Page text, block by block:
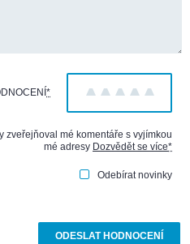
* 5
4
3
2
1
zveřejňoval mé komentáře s vyjímkou
mé adresy Dozvědět se více*
Odebírat novinky